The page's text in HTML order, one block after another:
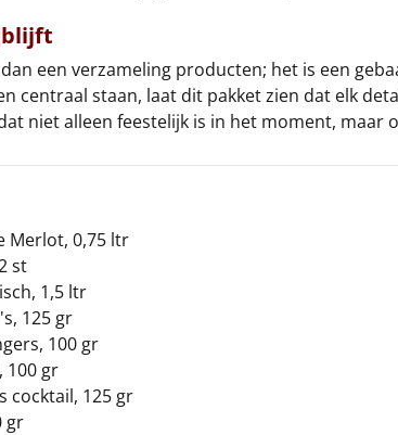
een verzameling producten; het is een
centraal staan, laat dit pakket zien dat elk
niet alleen feestelijk is in het moment,
Merlot, 0,75 ltr
st
1,5 ltr
125 gr
100 gr
100 gr
cocktail, 125 gr
gr